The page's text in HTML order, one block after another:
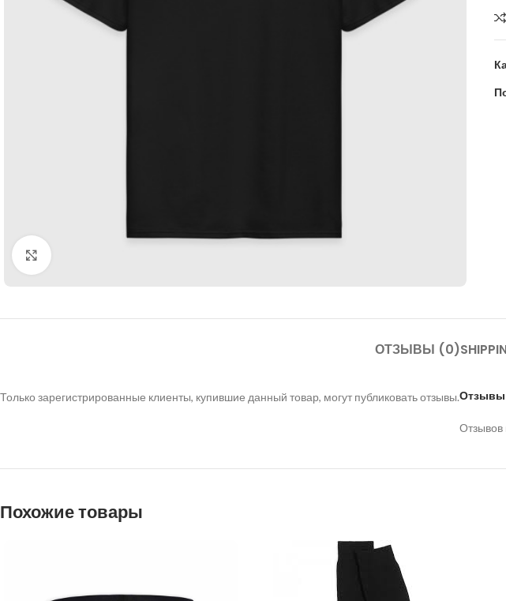
ОТЗЫВЫ (0)
Отзывы
Отзывов
Только зарегистрированные клиенты, купившие данный товар, могут публиковать отзывы.
Похожие товары